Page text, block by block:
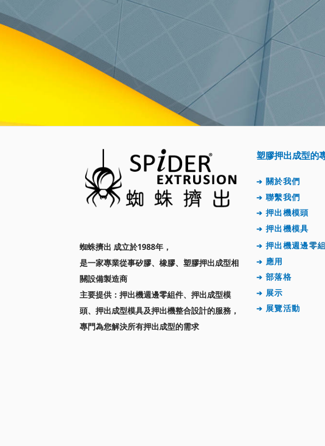
蜘蛛擠出 成立於1988年，
是一家專業從事矽膠、橡膠、塑膠押出成型相
關設備製造商
主要提供： 押出機週邊零組件、押出成型模
頭、 押出成型模具及押出機整合設計的服務，
專門為您解決所有押出成型的需求
塑膠押出成型的
➔ 關於我們
➔ 聯繫我們
➔ 押出機模頭
➔ 押出機模具
➔ 押出機週邊零組
➔ 應用
➔ 部落格
➔ 展示
➔ 展覽活動